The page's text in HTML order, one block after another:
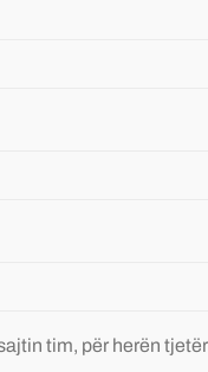
tim, për herën